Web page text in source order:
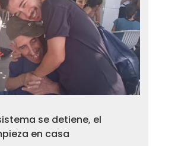
se detiene, el
en casa